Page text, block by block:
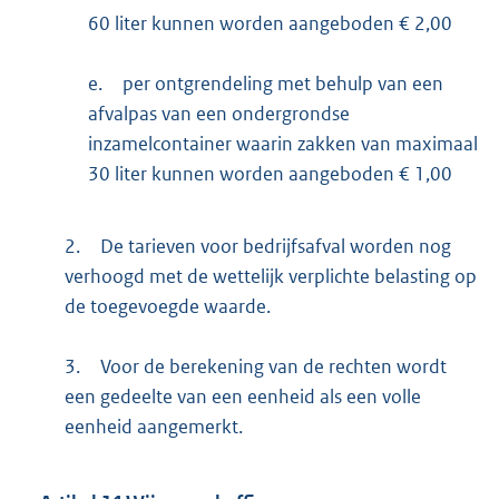
60 liter kunnen worden aangeboden € 2,00
e.
per ontgrendeling met behulp van een
afvalpas van een ondergrondse
inzamelcontainer waarin zakken van maximaal
30 liter kunnen worden aangeboden € 1,00
2.
De tarieven voor bedrijfsafval worden nog
verhoogd met de wettelijk verplichte belasting op
de toegevoegde waarde.
3.
Voor de berekening van de rechten wordt
een gedeelte van een eenheid als een volle
eenheid aangemerkt.